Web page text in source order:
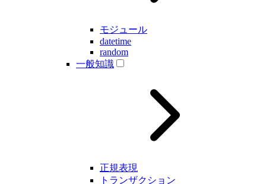
モジュール
datetime
random
一般知識
正規表現
トランザクション